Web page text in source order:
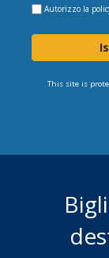
Autorizzo la
This site is